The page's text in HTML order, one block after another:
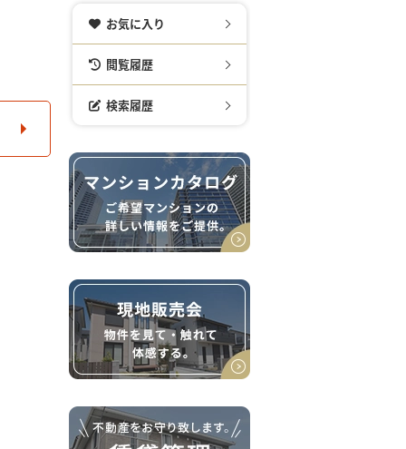
お気に入り
閲覧履歴
検索履歴